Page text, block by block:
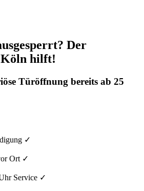
Der
Köln hilft!
Türöffnung bereits ab 25
✓
Ort ✓
Service ✓